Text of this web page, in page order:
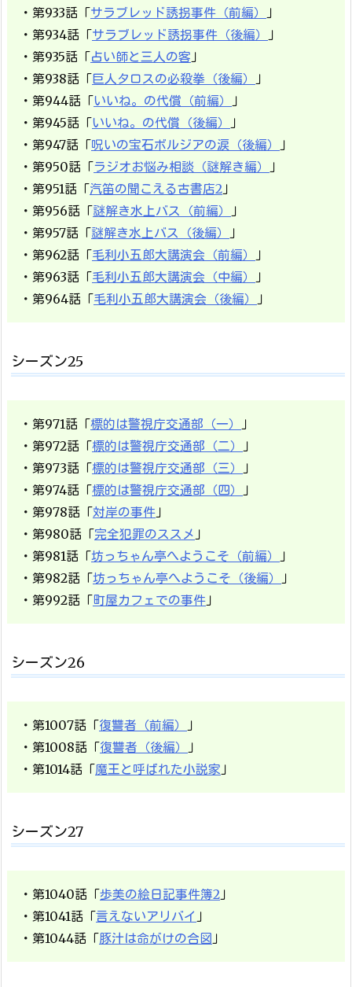
・第933話「サラブレッド誘拐事件（前編） 」
・第934話「サラブレッド誘拐事件（後編） 」
・第935話「占い師と三人の客」
・第938話「巨人タロスの必殺拳（後編） 」
・第944話「いいね。の代償（前編） 」
・第945話「いいね。の代償（後編） 」
・第947話「呪いの宝石ボルジアの涙（後編） 」
・第950話「ラジオお悩み相談（謎解き編） 」
・第951話「汽笛の聞こえる古書店2」
・第956話「謎解き水上バス（前編） 」
・第957話「謎解き水上バス（後編） 」
・第962話「毛利小五郎大講演会（前編） 」
・第963話「毛利小五郎大講演会（中編） 」
・第964話「毛利小五郎大講演会（後編） 」
シーズン25
・第971話「標的は警視庁交通部（一） 」
・第972話「標的は警視庁交通部（二） 」
・第973話「標的は警視庁交通部（三） 」
・第974話「標的は警視庁交通部（四） 」
・第978話「対岸の事件」
・第980話「完全犯罪のススメ」
・第981話「坊っちゃん亭へようこそ（前編） 」
・第982話「坊っちゃん亭へようこそ（後編） 」
・第992話「町屋カフェでの事件」
シーズン26
・第1007話「復讐者（前編） 」
・第1008話「復讐者（後編） 」
・第1014話「魔王と呼ばれた小説家」
シーズン27
・第1040話「歩美の絵日記事件簿2」
・第1041話「言えないアリバイ 」
・第1044話「豚汁は命がけの合図」